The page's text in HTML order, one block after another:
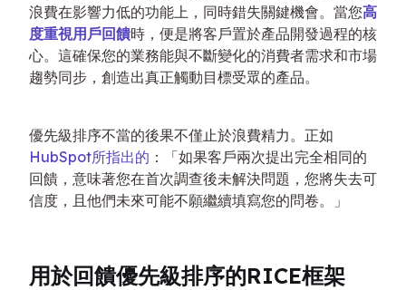
浪費在影響力低的功能上，同時錯失關鍵機會。當您高
度重視用戶回饋時，便是將客戶置於產品開發過程的核
心。這確保您的業務能與不斷變化的消費者需求和市場
趨勢同步，創造出真正觸動目標受眾的產品。
優先級排序不當的後果不僅止於浪費精力。正如
HubSpot所指出的 ：「如果客戶兩次提出完全相同的
回饋，意味著您在首次調查後未解決問題，您將失去可
信度，且他們未來可能不願繼續填寫您的問卷。」
用於回饋優先級排序的RICE框架